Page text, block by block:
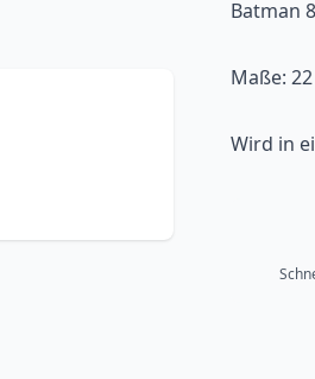
Batman
Maße:
Wird in